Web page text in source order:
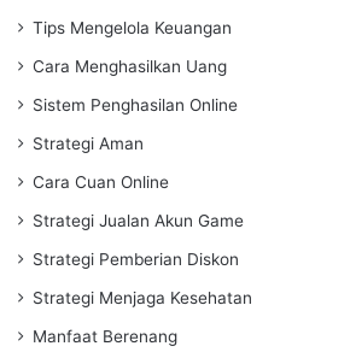
Tips Mengelola Keuangan
Cara Menghasilkan Uang
Sistem Penghasilan Online
Strategi Aman
Cara Cuan Online
Strategi Jualan Akun Game
Strategi Pemberian Diskon
Strategi Menjaga Kesehatan
Manfaat Berenang